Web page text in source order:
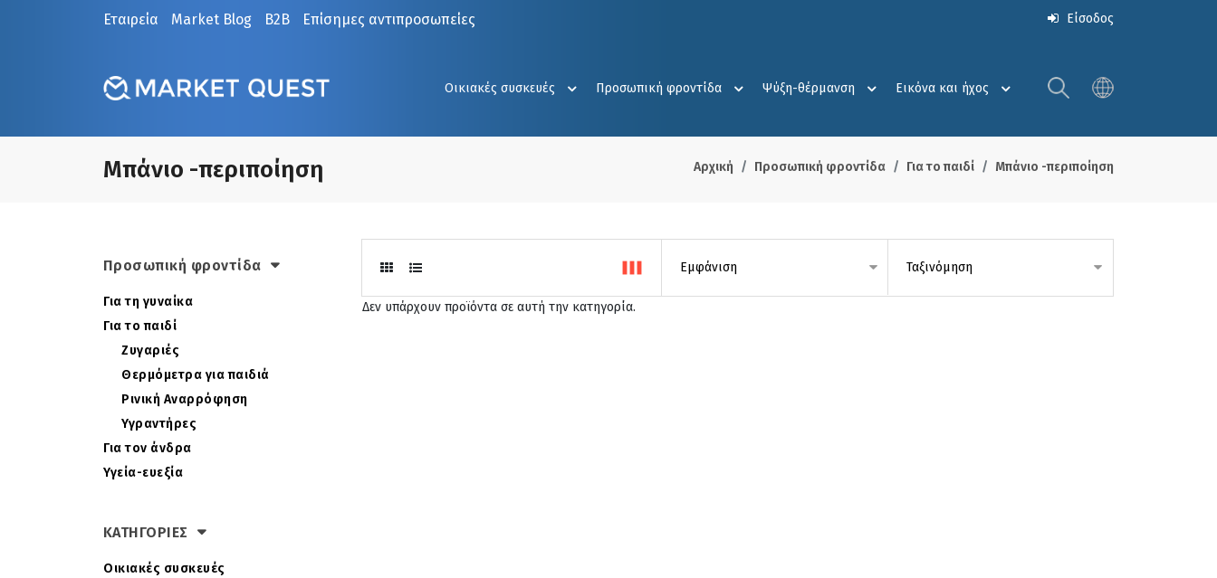
Εταιρεία Market Blog B2B Επίσημες αντιπροσωπείες Είσοδος
Οικιακές συσκευές Προσωπική φροντίδα Ψύξη-θέρμανση Εικόνα και ήχος
Μπάνιο -περιποίηση Αρχική Προσωπική φροντίδα Για το παιδί Μπάνιο -περιποίηση
Προσωπική φροντίδα
Για τη γυναίκα
Για το παιδί
Ζυγαριές
Θερμόμετρα για παιδιά
Ρινική Αναρρόφηση
Υγραντήρες
Για τον άνδρα
Υγεία-ευεξία
ΚΑΤΗΓΟΡΙΕΣ
Οικιακές συσκευές
Δεν υπάρχουν προϊόντα σε αυτή την κατηγορία.